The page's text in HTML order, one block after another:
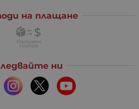
на плащане
ни